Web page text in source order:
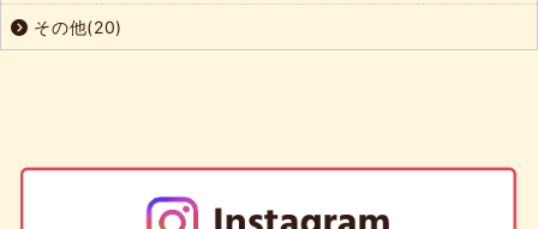
その他(20)